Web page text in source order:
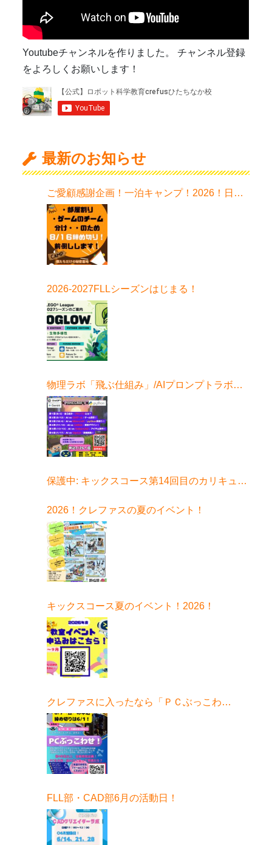
Youtubeチャンネルを作りました。 チャンネル登録
をよろしくお願いします！
最新のお知らせ
ご愛顧感謝企画！一泊キャンプ！2026！日程
はこちら！
2026-2027FLLシーズンはじまる！
物理ラボ「飛ぶ仕組み」/AIプロンプトラボ始
まる！
保護中: キックスコース第14回目のカリキュラ
2026！クレファスの夏のイベント！
キックスコース夏のイベント！2026！
クレファスに入ったなら「ＰＣぶっこわ
せ！」6月開催！
FLL部・CAD部6月の活動日！